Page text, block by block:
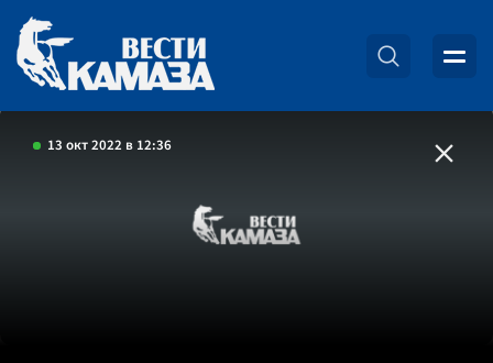
13 окт 2022 в 12:36